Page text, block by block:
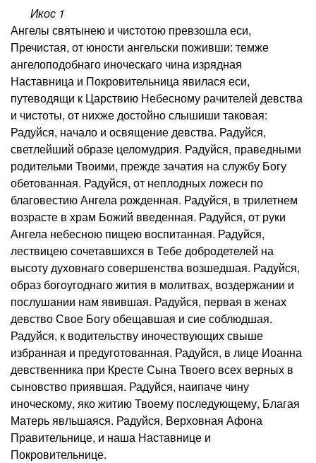
Икос 1
Ангелы святынею и чистотою превзошла еси,
Пречистая, от юности ангельски поживши: темже
ангелоподобнаго иноческаго чина изрядная
Наставница и Покровительница явилася еси,
путеводящи к Царствию Небесному рачителей девства
и чистоты, от нихже достойно слышиши таковая:
Радуйся, начало и освящение девства. Радуйся,
светлейший образе целомудрия. Радуйся, праведными
родительми Твоими, прежде зачатия на службу Богу
обетованная. Радуйся, от неплодных ложесн по
благовестию Ангела рожденная. Радуйся, в трилетнем
возрасте в храм Божий введенная. Радуйся, от руки
Ангела небесною пищею воспитанная. Радуйся,
лествицею сочетавшихся в Тебе добродетелей на
высоту духовнаго совершенства возшедшая. Радуйся,
образ богоугоднаго жития в молитвах, воздержании и
послушании нам явившая. Радуйся, первая в женах
девство Свое Богу обещавшая и сие соблюдшая.
Радуйся, к водительству иночествующих свыше
избранная и предуготованная. Радуйся, в лице Иоанна
девственника при Кресте Сына Твоего всех верных в
сыновство приявшая. Радуйся, наипаче чину
иноческому, яко житию Твоему последующему, Благая
Матерь явльшаяся. Радуйся, Верховная Афона
Правительнице, и наша Наставнице и
Покровительнице.